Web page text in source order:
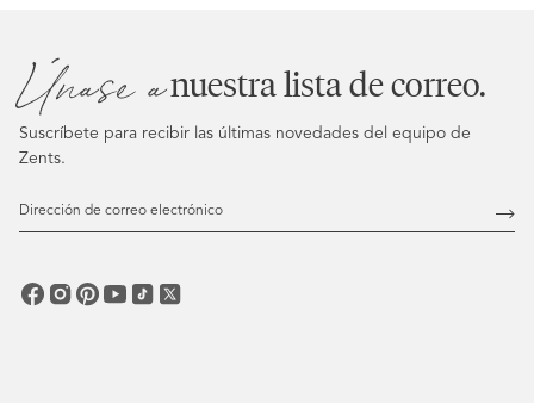
Únase anuestra lista de correo.
Suscríbete para recibir las últimas novedades del equipo de
Zents.
Dirección